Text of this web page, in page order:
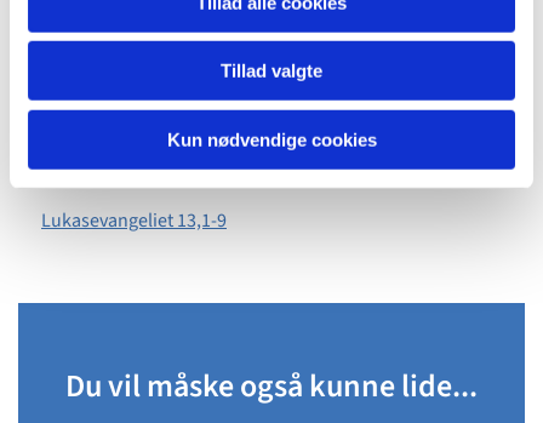
Tillad valgte
Kun nødvendige cookies
gartneren: I tre år er jeg nu kommet og har ledt efter frugt
Hvorfor skal det stå og tage plads op til ingen nytte? Men
han svarede: Herre, lad det stå et år til, så skal jeg få
gravet omkring det og givet det gødning. Måske bærer det
så frugt næste år. Hvis ikke, kan du hugge det om.«
Lukasevangeliet 13,1-9
Du vil måske også kunne lide...